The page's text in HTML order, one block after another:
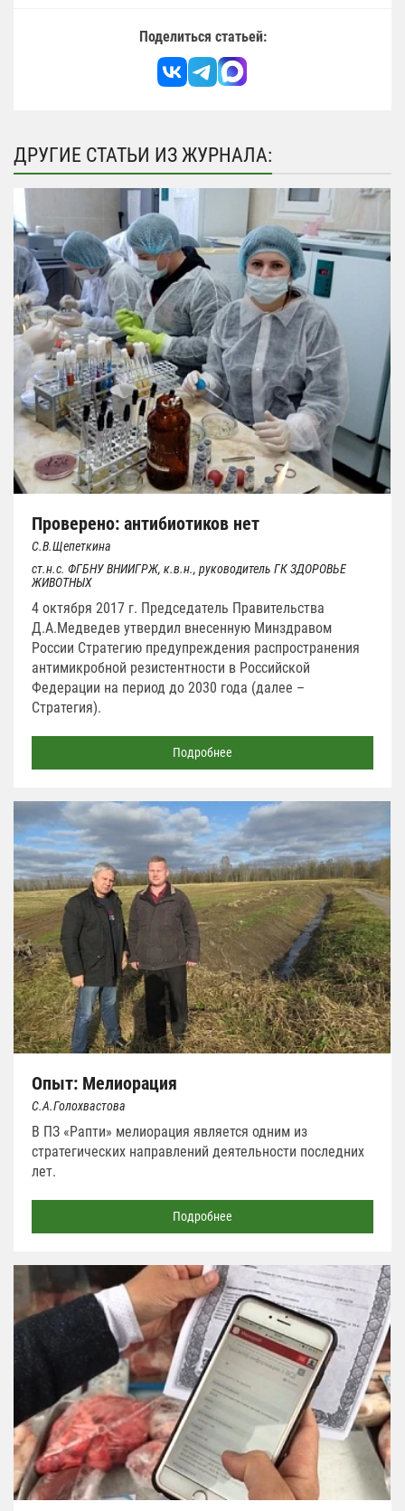
Поделиться статьей:
ДРУГИЕ СТАТЬИ ИЗ ЖУРНАЛА:
Проверено: антибиотиков нет
С.В.Щепеткина
ст.н.с. ФГБНУ ВНИИГРЖ, к.в.н., руководитель ГК ЗДОРОВЬЕ
ЖИВОТНЫХ
4 октября 2017 г. Председатель Правительства
Д.А.Медведев утвердил внесенную Минздравом
России Стратегию предупреждения распространения
антимикробной резистентности в Российской
Федерации на период до 2030 года (далее –
Стратегия).
Подробнее
Опыт: Мелиорация
С.А.Голохвастова
В ПЗ «Рапти» мелиорация является одним из
стратегических направлений деятельности последних
лет.
Подробнее